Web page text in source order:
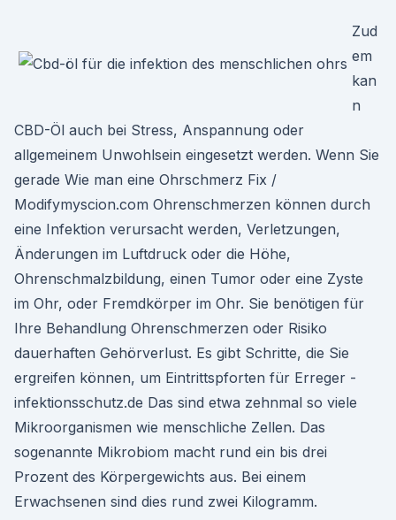
Zud
em
kan
n
CBD-Öl auch bei Stress, Anspannung oder
allgemeinem Unwohlsein eingesetzt werden. Wenn Sie
gerade Wie man eine Ohrschmerz Fix /
Modifymyscion.com Ohrenschmerzen können durch
eine Infektion verursacht werden, Verletzungen,
Änderungen im Luftdruck oder die Höhe,
Ohrenschmalzbildung, einen Tumor oder eine Zyste
im Ohr, oder Fremdkörper im Ohr. Sie benötigen für
Ihre Behandlung Ohrenschmerzen oder Risiko
dauerhaften Gehörverlust. Es gibt Schritte, die Sie
ergreifen können, um Eintrittspforten für Erreger -
infektionsschutz.de Das sind etwa zehnmal so viele
Mikroorganismen wie menschliche Zellen. Das
sogenannte Mikrobiom macht rund ein bis drei
Prozent des Körpergewichts aus. Bei einem
Erwachsenen sind dies rund zwei Kilogramm.